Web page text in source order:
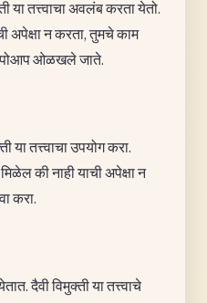
या तत्त्वाचा अवलंब करता येतो.
अपेक्षा न करता, तुमचे काम
ओळखले जाते.
या तत्त्वाचा उपयोग करा.
की नाही याची अपेक्षा न
करा.
दैवी विमुक्ती या तत्त्वाचे